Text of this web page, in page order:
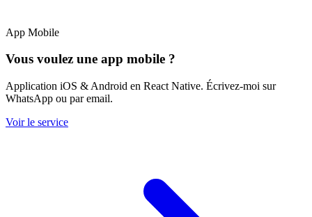
App Mobile
Vous voulez une app mobile ?
Application iOS & Android en React Native. Écrivez-moi sur
WhatsApp ou par email.
Voir le service